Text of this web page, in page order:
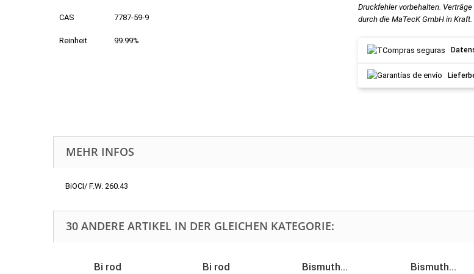
CAS 7787-59-9
Reinheit 99.99%
Druckfehler vorbehalten.
durch die MaTecK GmbH in Kraft.
MEHR INFOS
BiOCI/ F.W. 260.43
30 ANDERE ARTIKEL IN DER GLEICHEN KATEGORIE:
Bi rod Bi rod Bismuth... Bismuth...